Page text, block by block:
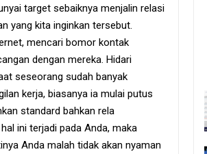
target sebaiknya menjalin relasi
yang kita inginkan tersebut.
mencari bomor kontak
dengan mereka. Hidari
seseorang sudah banyak
kerja, biasanya ia mulai putus
standard bahkan rela
ini terjadi pada Anda, maka
Anda malah tidak akan nyaman